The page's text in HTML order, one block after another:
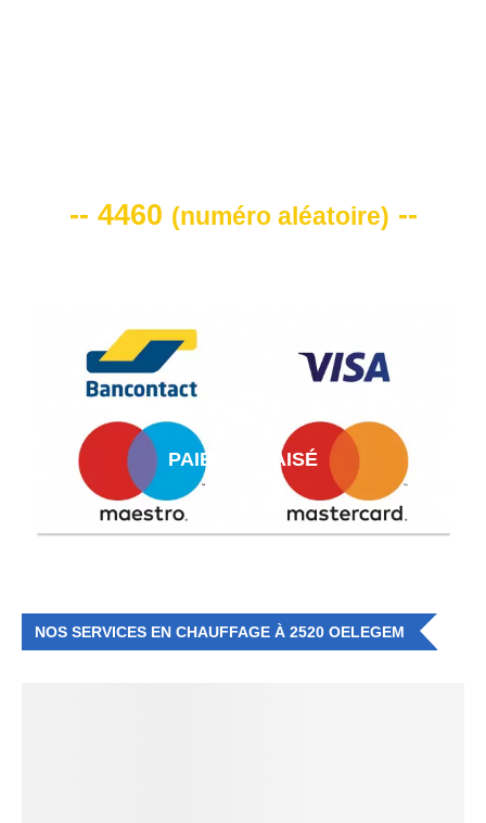
-- 4460 (numéro aléatoire) --
PAIEMENT AISÉ
NOS SERVICES EN CHAUFFAGE À 2520 OELEGEM